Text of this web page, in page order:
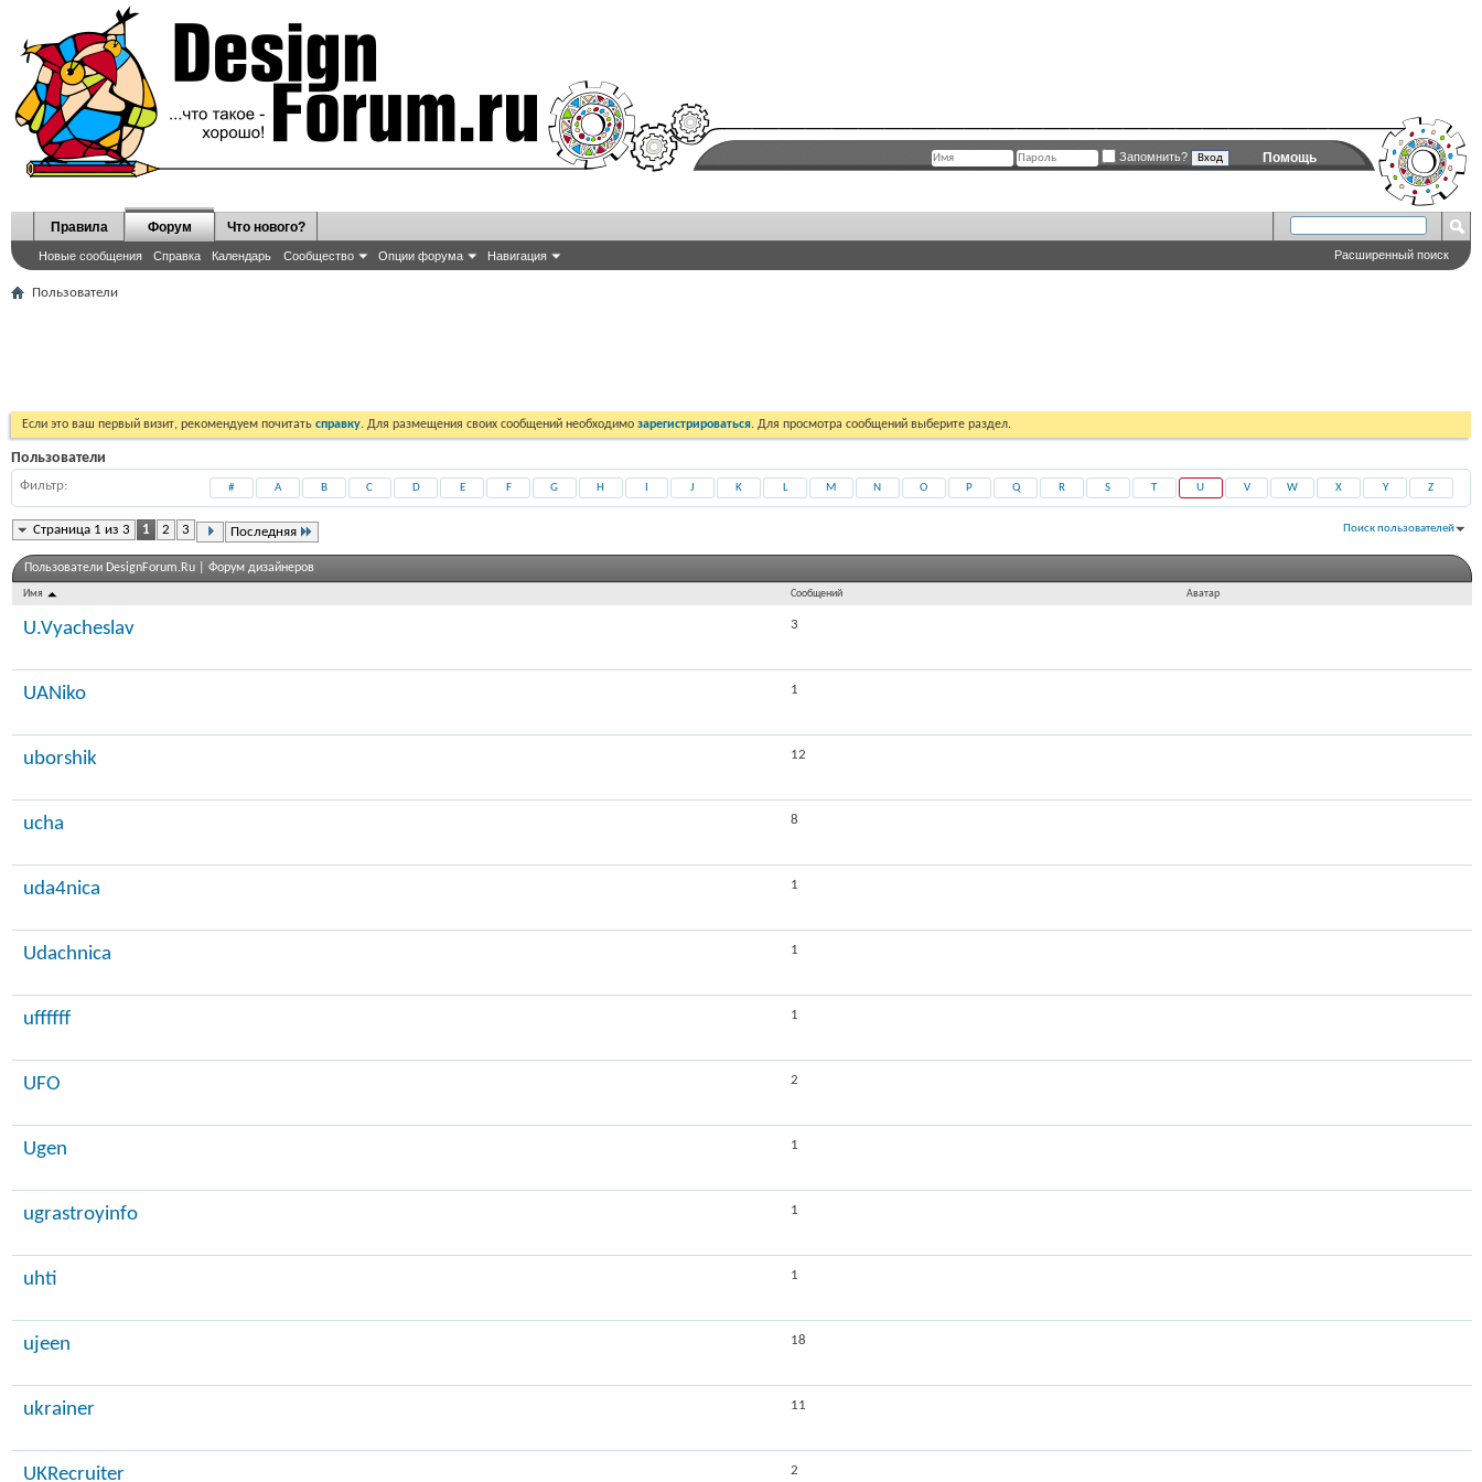
Помощь
Запомнить?
Правила Форум
Новые сообщения Справка Календарь Сообщество Опции форума Навигация
Что нового?
Расширенный поиск
Пользователи
Если это ваш первый визит, рекомендуем почитать справку. Для размещения своих сообщений необходимо зарегистрироваться. Для просмотра сообщений выберите раздел.
Пользователи
Фильтр # A B C D E F G H J K L M N O P Q R S T U V W X Y Z
Страница 1 из 3 1 2 3 Последняя Поиск пользователей
Пользователи DesignForum.Ru | Форум дизайнеров
Имя Сообщений Аватар
U.Vyacheslav 3
UANiko 1
uborshik 12
ucha 8
uda4nica 1
Udachnica 1
uffffff 1
UFO 2
Ugen 1
ugrastroyinfo 1
uhti 1
ujeen 18
ukrainer 11
UKRecruiter 2